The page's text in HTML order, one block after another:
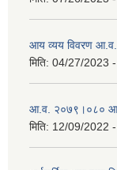
आय व्यय विवरण
मिति: 04/27/2023
आ.व. २०७९।०८०
मिति: 12/09/2022